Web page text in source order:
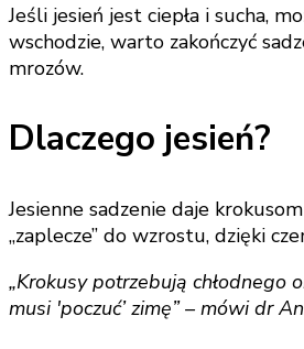
Jeśli jesień jest ciepła i sucha,
wschodzie, warto zakończyć
mrozów.
Dlaczego jesień?
Jesienne sadzenie daje
„zaplecze” do wzrostu, dzięki
„Krokusy potrzebują
musi 'poczuć’ zimę” – mówi dr